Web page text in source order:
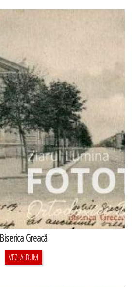
Biserica Greacă
VEZI ALBUM